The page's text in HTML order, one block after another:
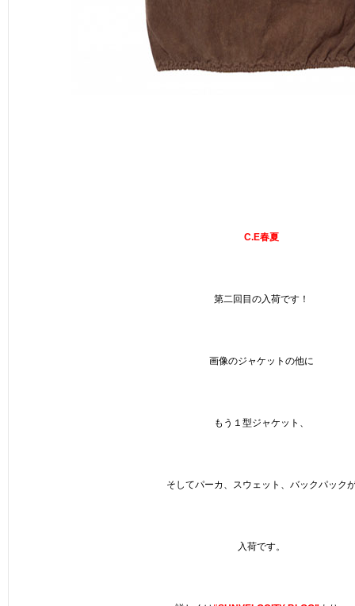
C.E春夏
第二回目の入荷です！
画像のジャケットの他に
もう１型ジャケット、
そしてパーカ、スウェット、バックパック
入荷です。